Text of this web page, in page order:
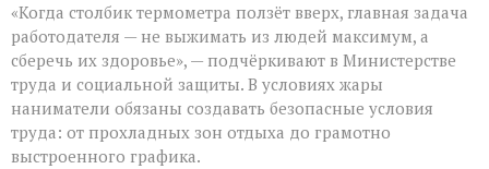
не
должна
стоить
здоровья»:
Минтруда — о
защите
работников
в
«Когда столбик термометра ползёт вверх, главная задача
работодателя — не выжимать из людей максимум, а
сберечь их здоровье», — подчёркивают в Министерстве
труда и социальной защиты. В условиях жары
наниматели обязаны создавать безопасные условия
труда: от прохладных зон отдыха до грамотно
выстроенного графика.